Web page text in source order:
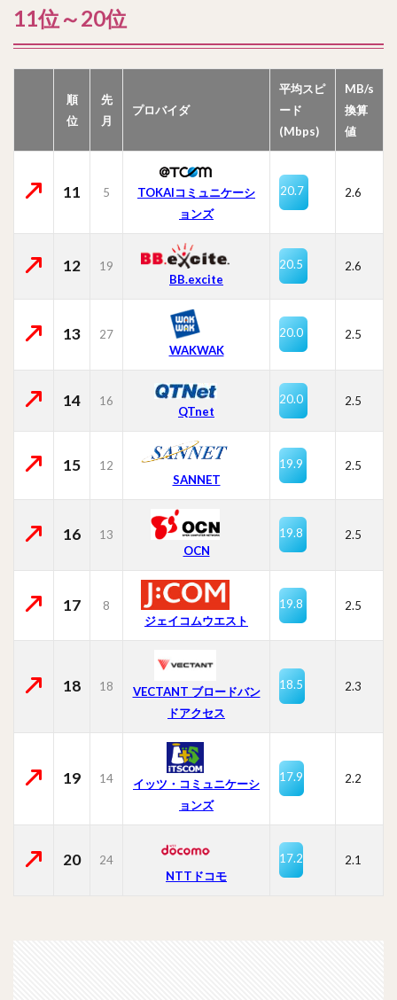
11位～20位
順
位
先
月
プロバイダ
平均スピ
ード
(Mbps)
MB/s
換算
値
11 5
TOKAIコミュニケーシ
ョンズ
20.7 2.6
12
19
BB.excite
20.5 2.6
13
27
WAKWAK
20.0 2.5
14 16
QTnet
20.0 2.5
15
12
SANNET
19.9 2.5
16
13
OCN
19.8 2.5
17
8
ジェイコムウエスト
19.8 2.5
18 18
VECTANT ブロードバン
ドアクセス
18.5 2.3
19 14
イッツ・コミュニケーシ
ョンズ
17.9 2.2
20
24
NTTドコモ
17.2 2.1